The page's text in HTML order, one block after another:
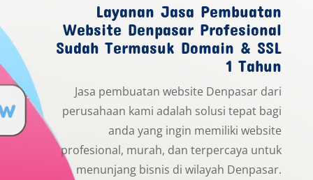
Layanan Jasa Pembuatan
Website Denpasar Profesional
Sudah Termasuk Domain & SSL
1 Tahun
Jasa pembuatan website Denpasar dari
perusahaan kami adalah solusi tepat bagi
anda yang ingin memiliki website
profesional, murah, dan terpercaya untuk
menunjang bisnis di wilayah Denpasar.